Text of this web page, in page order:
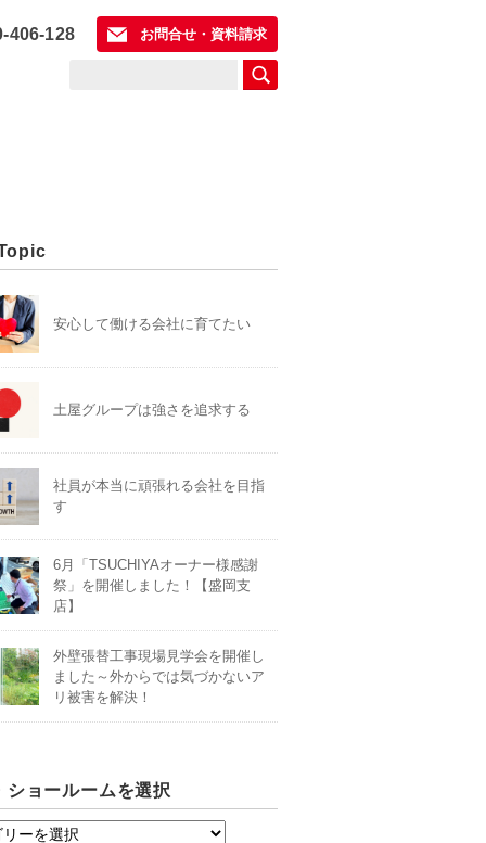
406-128 お問合せ・資料請求
安心して働ける会社に育てたい
土屋グループは強さを追求する
社員が本当に頑張れる会社を目指
す
6月「TSUCHIYAオーナー様感謝
祭」を開催しました！【盛岡支
店】
外壁張替工事現場見学会を開催し
ました～外からでは気づかないア
リ被害を解決！
ショールームを選択